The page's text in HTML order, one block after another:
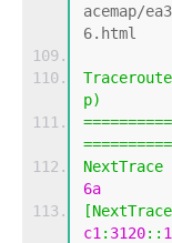
acemap/
6.html
Traceroute
p)
NextTrace
6a
[NextTrace
c1 : 3120:: 1